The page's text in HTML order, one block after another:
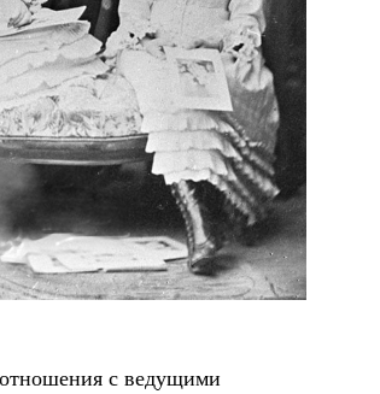
отношения с ведущими